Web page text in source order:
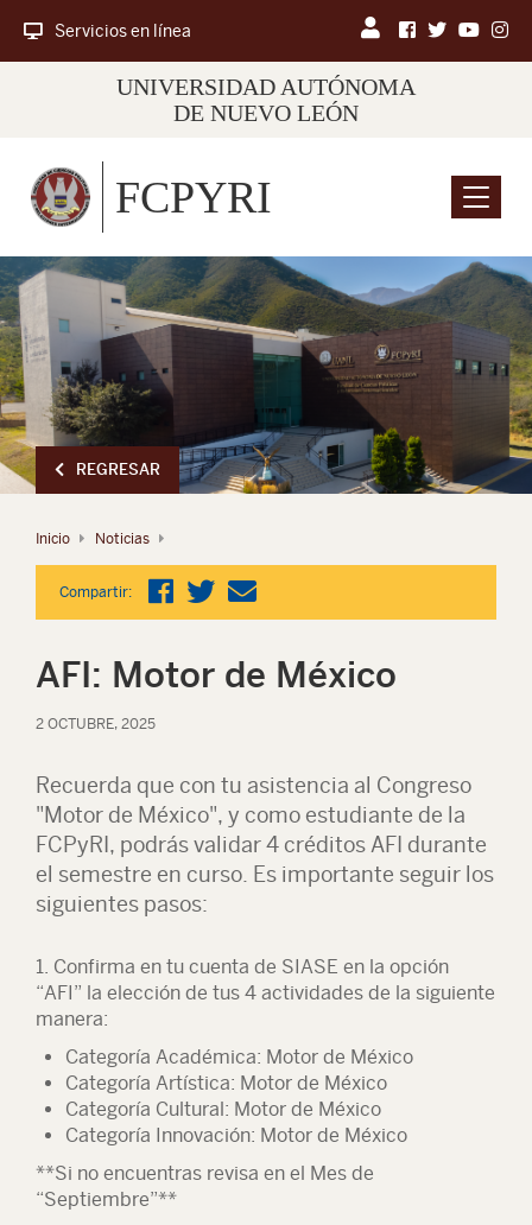
Servicios en línea
UNIVERSIDAD AUTÓNOMA
DE NUEVO LEÓN
Menu
FCPYRI
REGRESAR
Inicio Noticias
Compartir:
AFI: Motor de México
2 OCTUBRE, 2025
Recuerda que con tu asistencia al Congreso
"Motor de México", y como estudiante de la
FCPyRI, podrás validar 4 créditos AFI durante
el semestre en curso. Es importante seguir los
siguientes pasos:
1. Confirma en tu cuenta de SIASE en la opción
“AFI” la elección de tus 4 actividades de la siguiente
manera:
Categoría Académica: Motor de México
Categoría Artística: Motor de México
Categoría Cultural: Motor de México
Categoría Innovación: Motor de México
**Si no encuentras revisa en el Mes de
“Septiembre”**